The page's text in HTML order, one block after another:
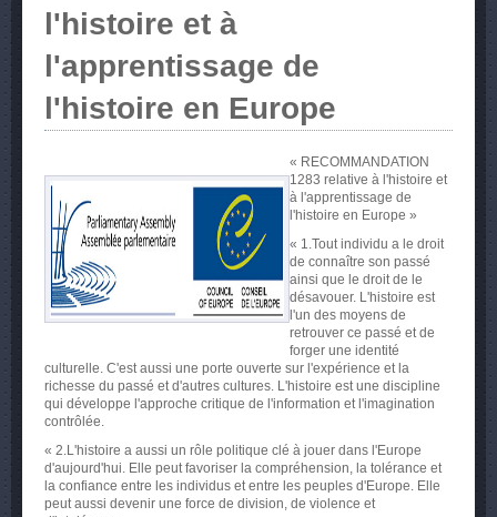
l'histoire et à
l'apprentissage de
l'histoire en Europe
« RECOMMANDATION
1283 relative à l'histoire et
à l'apprentissage de
l'histoire en Europe »
« 1.Tout individu a le droit
de connaître son passé
ainsi que le droit de le
désavouer. L'histoire est
l'un des moyens de
retrouver ce passé et de
forger une identité
culturelle. C'est aussi une porte ouverte sur l'expérience et la
richesse du passé et d'autres cultures. L'histoire est une discipline
qui développe l'approche critique de l'information et l'imagination
contrôlée.
« 2.L'histoire a aussi un rôle politique clé à jouer dans l'Europe
d'aujourd'hui. Elle peut favoriser la compréhension, la tolérance et
la confiance entre les individus et entre les peuples d'Europe. Elle
peut aussi devenir une force de division, de violence et